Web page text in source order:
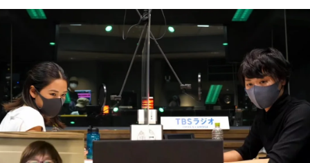
イベント・グッズ
YouTube
会社情報